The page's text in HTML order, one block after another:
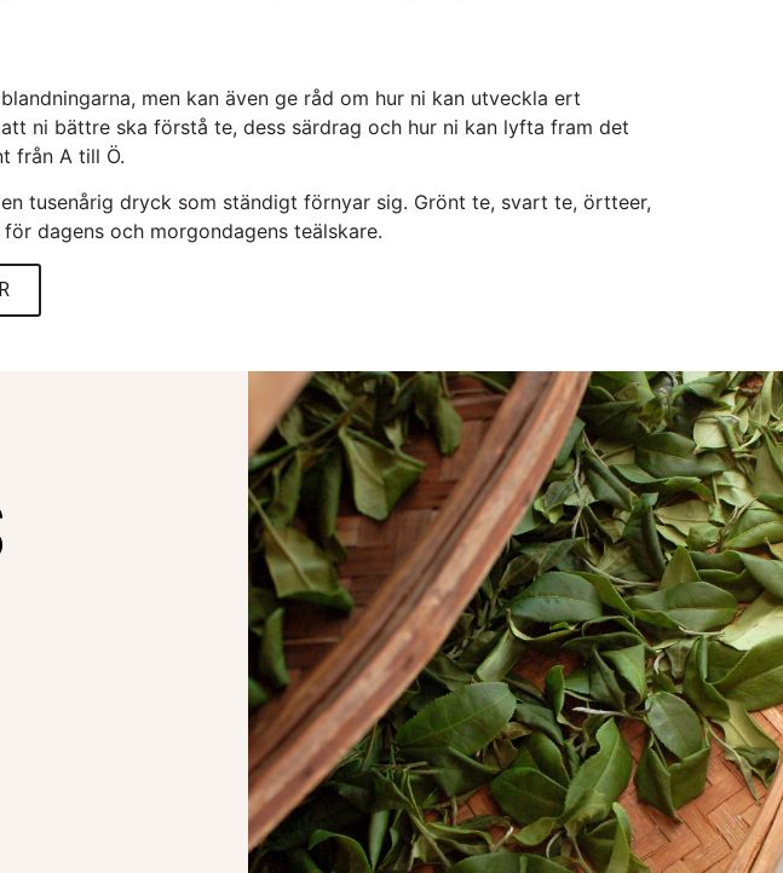
men kan även ge råd om hur ni kan utveckla ert
ni bättre ska förstå te, dess särdrag och hur ni kan lyfta fram det
från A till Ö.
tusenårig dryck som ständigt förnyar sig. Grönt te, svart te, örtteer,
dagens och morgondagens teälskare.